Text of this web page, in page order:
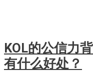
KOL的公信力
有什么好处？